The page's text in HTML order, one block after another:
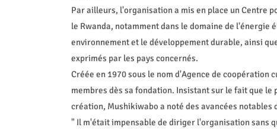
Par ailleurs, l'organisation a mis en place un Centre
le Rwanda, notamment dans le domaine de l'énergie
environnement et le développement durable, ainsi
exprimés par les pays concernés.
Créée en 1970 sous le nom d'Agence de
membres dès sa fondation. Insistant sur le fait que
création, Mushikiwabo a noté des avancées notables
" Il m'était impensable de diriger l'organisation sans